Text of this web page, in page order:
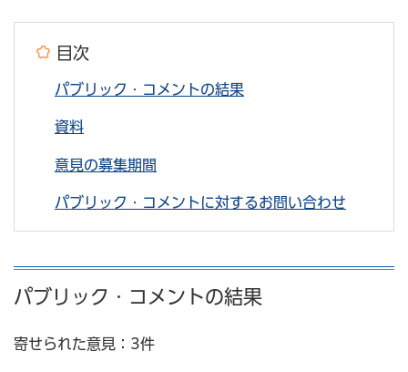
目次
パブリック・コメントの結果
資料
意見の募集期間
パブリック・コメントに対するお問い合わせ
パブリック・コメントの結果
寄せられた意見：3件